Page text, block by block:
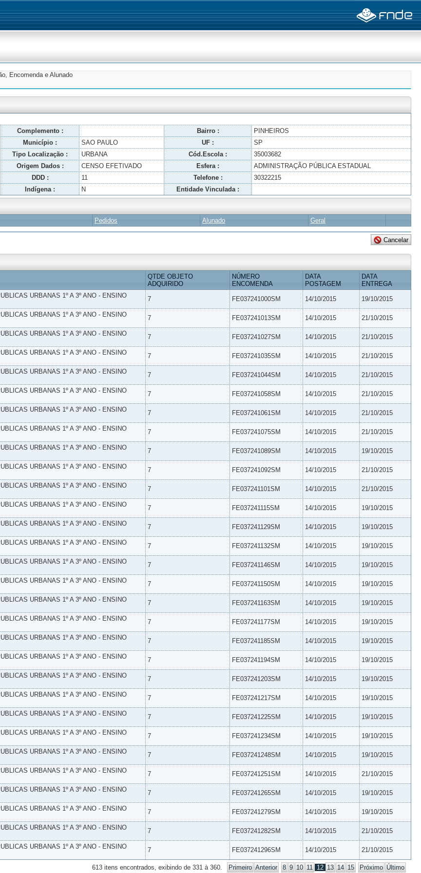
Encomenda e Alunado
Complemento : Bairro :
PINHEIROS
Município : SAO PAULO UF :
SP
Tipo Localização : URBANA Cód.Escola :
35003682
Origem Dados : CENSO EFETIVADO Esfera :
ADMINISTRAÇÃO PÚBLICA ESTADUAL
DDD : 11 Telefone :
30322215
Indígena : N Entidade Vinculada :
Pedidos Alunado Geral
QTDE OBJETO
ADQUIRIDO
NÚMERO
ENCOMENDA
DATA
POSTAGEM
DATA
ENTREGA
URBANAS 1º A 3º ANO - ENSINO
7 FE037241000SM 14/10/2015 19/10/2015
URBANAS 1º A 3º ANO - ENSINO
7 FE037241013SM 14/10/2015 21/10/2015
URBANAS 1º A 3º ANO - ENSINO
7 FE037241027SM 14/10/2015 21/10/2015
URBANAS 1º A 3º ANO - ENSINO
7 FE037241035SM 14/10/2015 21/10/2015
URBANAS 1º A 3º ANO - ENSINO
7 FE037241044SM 14/10/2015 21/10/2015
URBANAS 1º A 3º ANO - ENSINO
7 FE037241058SM 14/10/2015 21/10/2015
URBANAS 1º A 3º ANO - ENSINO
7 FE037241061SM 14/10/2015 21/10/2015
URBANAS 1º A 3º ANO - ENSINO
7 FE037241075SM 14/10/2015 21/10/2015
URBANAS 1º A 3º ANO - ENSINO
7 FE037241089SM 14/10/2015 19/10/2015
URBANAS 1º A 3º ANO - ENSINO
7 FE037241092SM 14/10/2015 21/10/2015
URBANAS 1º A 3º ANO - ENSINO
7 FE037241101SM 14/10/2015 21/10/2015
URBANAS 1º A 3º ANO - ENSINO
7 FE037241115SM 14/10/2015 19/10/2015
URBANAS 1º A 3º ANO - ENSINO
7 FE037241129SM 14/10/2015 19/10/2015
URBANAS 1º A 3º ANO - ENSINO
7 FE037241132SM 14/10/2015 19/10/2015
URBANAS 1º A 3º ANO - ENSINO
7 FE037241146SM 14/10/2015 19/10/2015
URBANAS 1º A 3º ANO - ENSINO
7 FE037241150SM 14/10/2015 19/10/2015
URBANAS 1º A 3º ANO - ENSINO
7 FE037241163SM 14/10/2015 19/10/2015
URBANAS 1º A 3º ANO - ENSINO
7 FE037241177SM 14/10/2015 19/10/2015
URBANAS 1º A 3º ANO - ENSINO
7 FE037241185SM 14/10/2015 19/10/2015
URBANAS 1º A 3º ANO - ENSINO
7 FE037241194SM 14/10/2015 19/10/2015
URBANAS 1º A 3º ANO - ENSINO
7 FE037241203SM 14/10/2015 19/10/2015
URBANAS 1º A 3º ANO - ENSINO
7 FE037241217SM 14/10/2015 19/10/2015
URBANAS 1º A 3º ANO - ENSINO
7 FE037241225SM 14/10/2015 19/10/2015
URBANAS 1º A 3º ANO - ENSINO
7 FE037241234SM 14/10/2015 19/10/2015
URBANAS 1º A 3º ANO - ENSINO
7 FE037241248SM 14/10/2015 19/10/2015
URBANAS 1º A 3º ANO - ENSINO
7 FE037241251SM 14/10/2015 21/10/2015
URBANAS 1º A 3º ANO - ENSINO
7 FE037241265SM 14/10/2015 19/10/2015
URBANAS 1º A 3º ANO - ENSINO
7 FE037241279SM 14/10/2015 19/10/2015
URBANAS 1º A 3º ANO - ENSINO
7 FE037241282SM 14/10/2015 21/10/2015
URBANAS 1º A 3º ANO - ENSINO
7 FE037241296SM 14/10/2015 21/10/2015
613 itens encontrados, exibindo de 331 à 360. Primeiro Anterior 8 9 10 11 12 13 14 15 Próximo Último